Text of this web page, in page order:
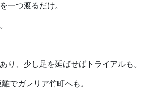
一つ渡るだけ。
り、少し足を延ばせばトライアルも。
でガレリア竹町へも。